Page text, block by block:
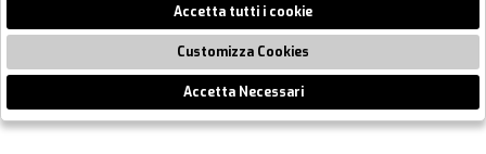
2026 BigBag - P.iva : 00916940679 Powered by
🍪
Accetta tutti i cookie
Customizza Cookies
Accetta Necessari